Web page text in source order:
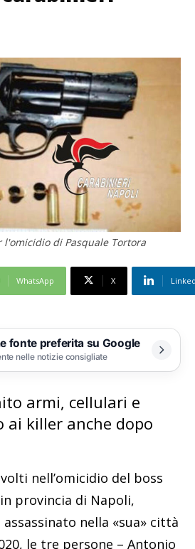
di Pasquale Tortora
WhatsApp X
fonte preferita su Google
nelle notizie consigliate
armi, cellulari e
ai killer anche dopo
nell’omicidio del boss
provincia di Napoli,
nella «sua» città
le tre persone – Antonio